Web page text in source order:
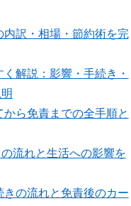
内訳・相場・節約術を完
解説：影響・手続き・
ら免責までの全手順と
流れと生活への影響を
の流れと免責後のカー